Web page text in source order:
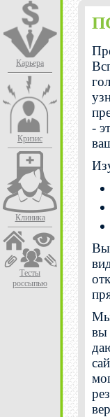
Карьера
Кризис
Клиника
Тесты
россыпью
-
Вы
Мы
вы